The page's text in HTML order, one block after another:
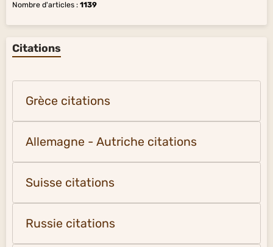
Nombre d'articles : 1139
Citations
Grèce citations
Allemagne - Autriche citations
Suisse citations
Russie citations